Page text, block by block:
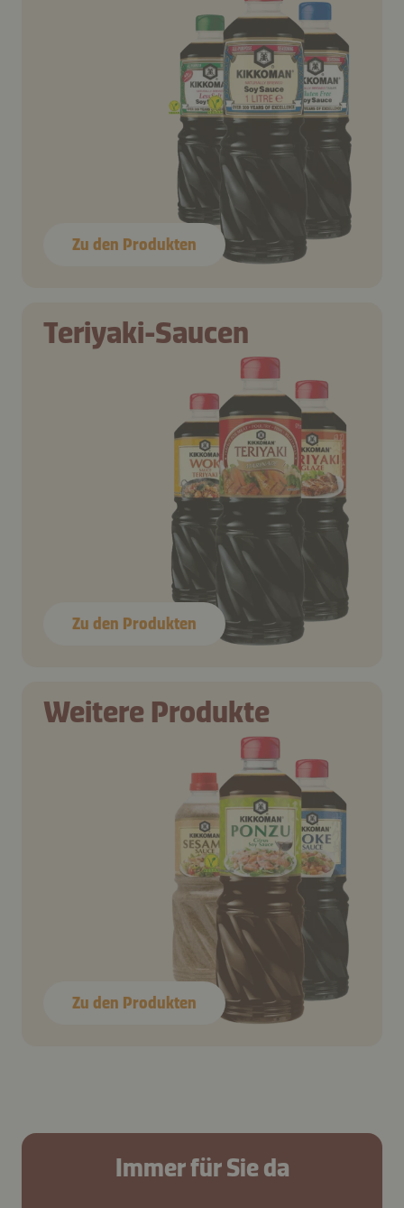
Zu den Produkten
Teriyaki-Saucen
Zu den Produkten
Weitere Produkte
Zu den Produkten
Immer für Sie da